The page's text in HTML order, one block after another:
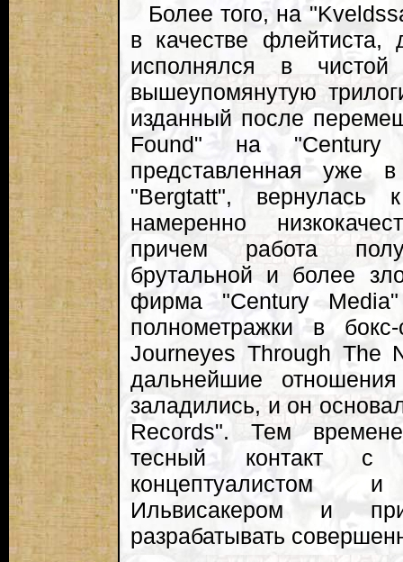
Более того, на
в качестве
исполнялся в
вышеупомянутую
изданный после
Found" на "Century
представленная уже
"Bergtatt", вернулась
намеренно
причем работа
брутальной и более
фирма "Century
полнометражки в
Journeyes Through The
дальнейшие
заладились, и он
Records". Тем
тесный контакт с
концептуалистом
Ильвисакером и
разрабатывать